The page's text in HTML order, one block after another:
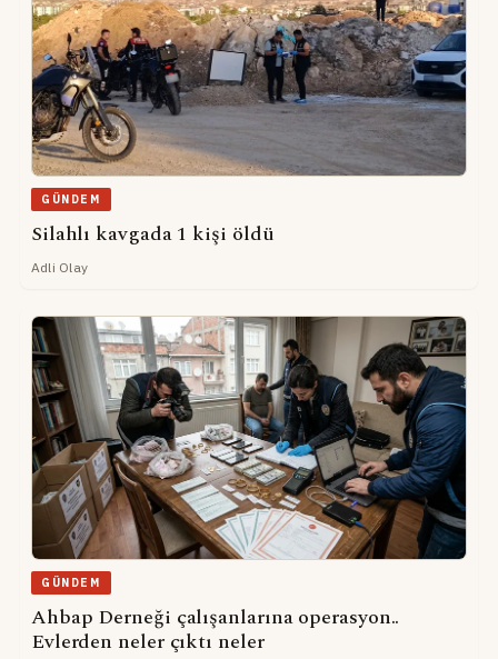
GÜNDEM
Silahlı kavgada 1 kişi öldü
Adli Olay
GÜNDEM
Ahbap Derneği çalışanlarına operasyon..
Evlerden neler çıktı neler